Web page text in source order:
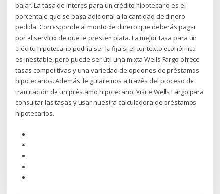
bajar. La tasa de interés para un crédito hipotecario es el
porcentaje que se paga adicional a la cantidad de dinero
pedida. Corresponde al monto de dinero que deberás pagar
por el servicio de que te presten plata. La mejor tasa para un
crédito hipotecario podría ser la fija si el contexto económico
es inestable, pero puede ser útil una mixta Wells Fargo ofrece
tasas competitivas y una variedad de opciones de préstamos
hipotecarios. Además, le guiaremos a través del proceso de
tramitación de un préstamo hipotecario. Visite Wells Fargo para
consultar las tasas y usar nuestra calculadora de préstamos
hipotecarios.